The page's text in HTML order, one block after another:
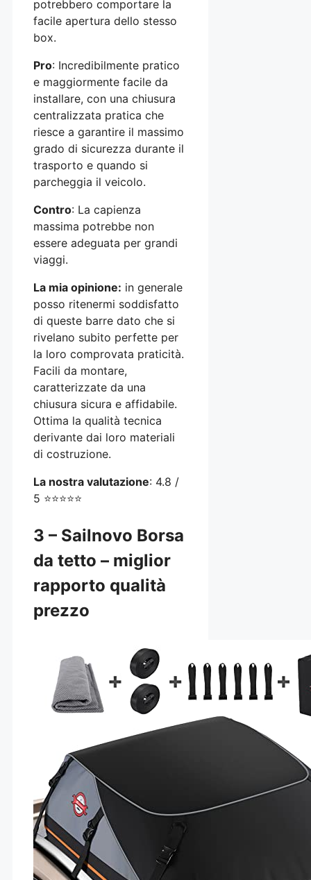
potrebbero comportare la
facile apertura dello stesso
box.
Pro: Incredibilmente pratico
e maggiormente facile da
installare, con una chiusura
centralizzata pratica che
riesce a garantire il massimo
grado di sicurezza durante il
trasporto e quando si
parcheggia il veicolo.
Contro: La capienza
massima potrebbe non
essere adeguata per grandi
viaggi.
La mia opinione: in generale
posso ritenermi soddisfatto
di queste barre dato che si
rivelano subito perfette per
la loro comprovata praticità.
Facili da montare,
caratterizzate da una
chiusura sicura e affidabile.
Ottima la qualità tecnica
derivante dai loro materiali
di costruzione.
La nostra valutazione: 4.8 /
5 ⭐⭐⭐⭐⭐
3 – Sailnovo Borsa
da tetto – miglior
rapporto qualità
prezzo